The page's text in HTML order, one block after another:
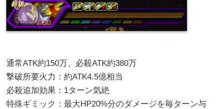
通常ATK約150万、必殺ATK約380万
撃破所要火力：約ATK4.5億相当
必殺追加効果：1ターン気絶
特殊ギミック：最大HP20%分のダメージを毎ターン与